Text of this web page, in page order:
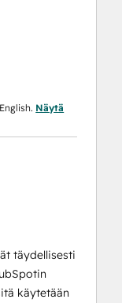
Näytä
täydellisesti
käytetään